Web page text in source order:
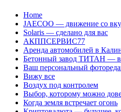
Перейти
содержанию
Home
JAECOO — движение со
Solaris — сделано для вас
АКППСЕРВИС77
Аренда автомобилей в
Бетонный завод ТИТАН —
Ваш персональный
Вижу все
Воздух под контролем
Выбор, которому можно
Когда земля встречает огонь